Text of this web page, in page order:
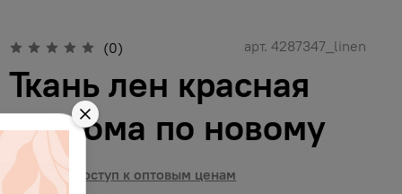
(0) арт. 4287347_linen
Ткань лен красная
хохлома по новому
Получить доступ к оптовым ценам